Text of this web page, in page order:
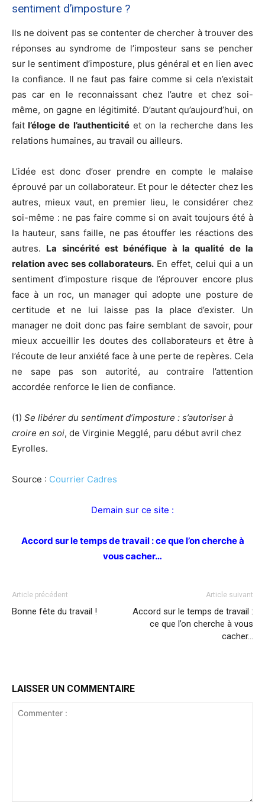
sentiment d’imposture ?
Ils ne doivent pas se contenter de chercher à trouver des
réponses au syndrome de l’imposteur sans se pencher
sur le sentiment d’imposture, plus général et en lien avec
la confiance. Il ne faut pas faire comme si cela n’existait
pas car en le reconnaissant chez l’autre et chez soi-
même, on gagne en légitimité. D’autant qu’aujourd’hui, on
fait l’éloge de l’authenticitéet on la recherche dans les
relations humaines, au travail ou ailleurs.
L’idée est donc d’oser prendre en compte le malaise
éprouvé par un collaborateur. Et pour le détecter chez les
autres, mieux vaut, en premier lieu, le considérer chez
soi-même : ne pas faire comme si on avait toujours été à
la hauteur, sans faille, ne pas étouffer les réactions des
autres. La sincérité est bénéfique à la qualité de la
relation avec ses collaborateurs. En effet, celui qui a un
sentiment d’imposture risque de l’éprouver encore plus
face à un roc, un manager qui adopte une posture de
certitude et ne lui laisse pas la place d’exister. Un
manager ne doit donc pas faire semblant de savoir, pour
mieux accueillir les doutes des collaborateurs et être à
l’écoute de leur anxiété face à une perte de repères. Cela
ne sape pas son autorité, au contraire l’attention
accordée renforce le lien de confiance.
(1) Se libérer du sentiment d’imposture : s’autoriser à
croire en soi, de Virginie Megglé, paru début avril chez
Eyrolles.
Source : Courrier Cadres
Demain sur ce site :
Accord sur le temps de travail : ce que l’on cherche à
vous cacher…
Article précédent
Bonne fête du travail !
Article suivant
Accord sur le temps de travail :
ce que l’on cherche à vous
cacher…
LAISSER UN COMMENTAIRE